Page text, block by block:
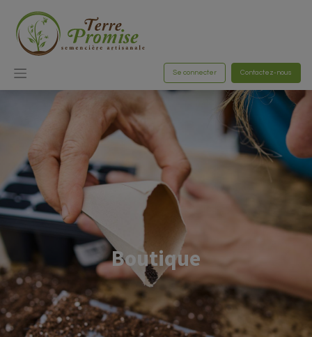
Se connecter Contactez-nous
Boutique